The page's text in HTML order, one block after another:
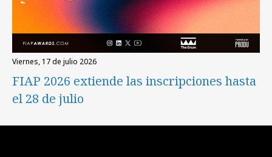
viernes, 17 de julio 2026
FIAP 2026 extiende las inscripciones hasta
el 28 de julio